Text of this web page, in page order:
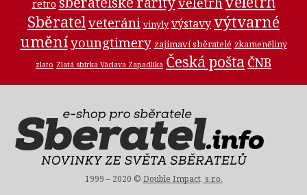
retro
Sběratelveteráni vinyly výstavyvýtvarné
uměníyoungtimery zajímaví sběratelé zkameněliny
zlato Zlatá sbírka Václava Zapadlíka Česká pošta ČNB
1999 – 2020 © Double Impact, s.r.o.